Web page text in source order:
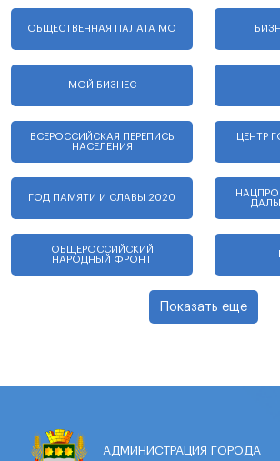
ОБЩЕСТВЕННАЯ ПАЛАТА МО
МОЙ БИЗНЕС
ВСЕРОССИЙСКАЯ ПЕРЕПИСЬ
НАСЕЛЕНИЯ
ЦЕНТР
ГОД ПАМЯТИ И СЛАВЫ 2020
ОБЩЕРОССИЙСКИЙ
НАРОДНЫЙ ФРОНТ
Показать еще
АДМИНИСТРАЦИЯ ГОРОДА